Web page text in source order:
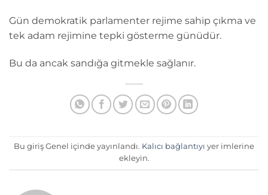
Gün demokratik parlamenter rejime sahip çıkma ve
tek adam rejimine tepki gösterme günüdür.
Bu da ancak sandığa gitmekle sağlanır.
Bu giriş Genel içinde yayınlandı. Kalıcı bağlantıyı yer imlerine
ekleyin.